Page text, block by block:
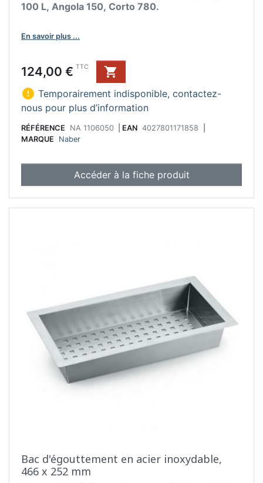
100 L, Angola 150, Corto 780.
En savoir plus ...
Prix
124,00 € TTC

 Temporairement indisponible, contactez-
nous pour plus d’information
RÉFÉRENCE NA 1106050 EAN 4027801171858
MARQUE
Naber
Accéder à la fiche produit
Bac d'égouttement en acier inoxydable,
466 x 252 mm